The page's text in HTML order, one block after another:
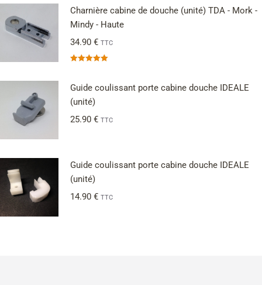
Charnière cabine de douche (unité) TDA - Mork -
Mindy - Haute
34.90 € TTC
Guide coulissant porte cabine douche IDEALE
(unité)
25.90 € TTC
Guide coulissant porte cabine douche IDEALE
(unité)
14.90 € TTC